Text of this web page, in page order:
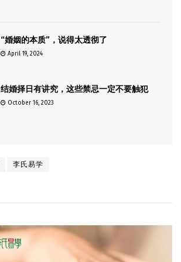
“婚姻的本质”，说得太透彻了
April 19, 2024
结婚择日有讲究，这些禁忌一定不要触犯
October 16, 2023
李氏易学